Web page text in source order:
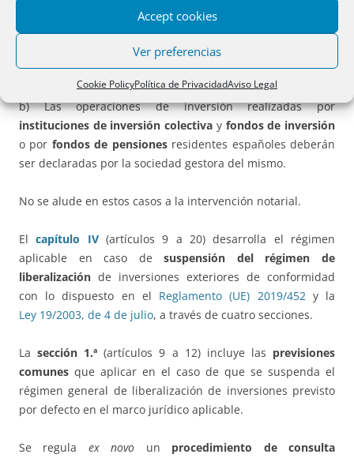
Accept cookies
Ver preferencias
Cookie PolicyPolítica de PrivacidadAviso Legal
a) Las inversiones efectuadas eninstrumentos financieros
canalizadas a través de empresas de servicios de
inversión, entidades de crédito u otras entidades
residentes, que serán declaradas por estas entidades.
b) Las operaciones de inversión realizadas por
instituciones de inversión colectiva y fondos de inversión
o por fondos de pensionesresidentes españoles deberán
ser declaradas por la sociedad gestora del mismo.
No se alude en estos casos a la intervención notarial.
Elcapítulo IV(artículos 9 a 20) desarrolla el régimen
aplicable en caso desuspensión del régimen de
liberalización de inversiones exteriores de conformidad
con lo dispuesto en el Reglamento (UE) 2019/452y la
Ley 19/2003, de 4 de julio, a través de cuatro secciones.
Lasección 1.ª (artículos 9 a 12) incluye las previsiones
comunes que aplicar en el caso de que se suspenda el
régimen general de liberalización de inversiones previsto
por defecto en el marco jurídico aplicable.
Se regula ex novo un procedimiento de consulta